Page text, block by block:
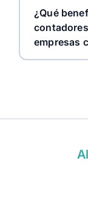
¿Qué
empresas